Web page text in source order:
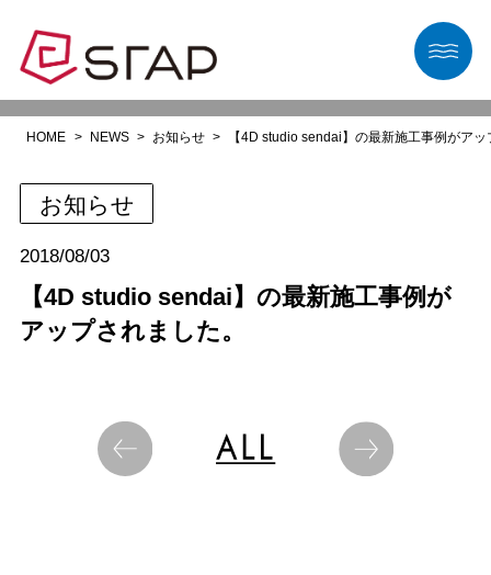
HOME NEWS お知らせ 【4D studio sendai】の最新施工事例がア
お知らせ
2018/08/03
【4D studio sendai】の最新施工事例が
アップされました。